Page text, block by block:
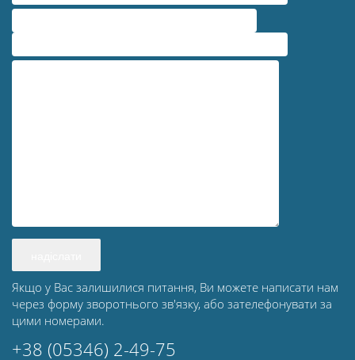
Якщо у Вас залишилися питання, Ви можете написати нам
через форму зворотнього зв'язку, або зателефонувати за
цими номерами.
+38 (05346) 2-49-75